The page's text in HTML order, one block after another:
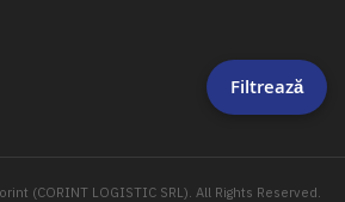
(CORINT LOGISTIC SRL). All Rights Reserved.
Filtrează